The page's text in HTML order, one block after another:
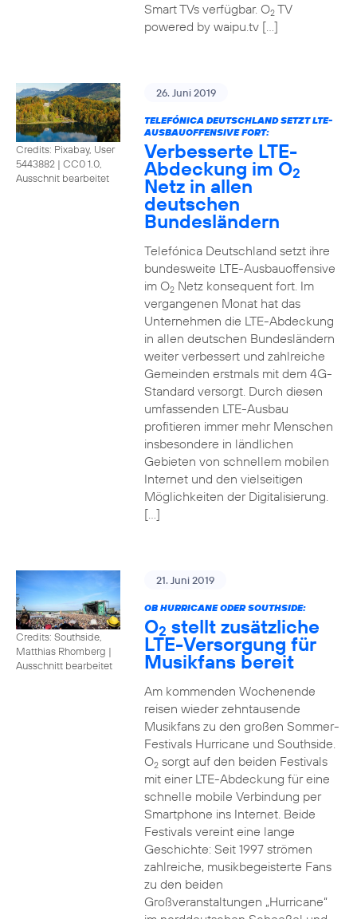
Smart TVs verfügbar. O2TV
powered by waipu.tv […]
Credits: Pixabay, User
5443882 | CC0 1.0,
Ausschnit bearbeitet
26. Juni 2019
TELEFÓNICA DEUTSCHLAND SETZT LTE-
AUSBAUOFFENSIVE FORT:
Verbesserte LTE-
Abdeckung im O2
Netz in allen
deutschen
Bundesländern
Telefónica Deutschland setzt ihre
bundesweite LTE-Ausbauoffensive
im O2Netz konsequent fort. Im
vergangenen Monat hat das
Unternehmen die LTE-Abdeckung
in allen deutschen Bundesländern
weiter verbessert und zahlreiche
Gemeinden erstmals mit dem 4G-
Standard versorgt. Durch diesen
umfassenden LTE-Ausbau
profitieren immer mehr Menschen
insbesondere in ländlichen
Gebieten von schnellem mobilen
Internet und den vielseitigen
Möglichkeiten der Digitalisierung.
[…]
Credits: Southside,
Matthias Rhomberg |
Ausschnitt bearbeitet
21. Juni 2019
OB HURRICANE ODER SOUTHSIDE:
O2 stellt zusätzliche
LTE-Versorgung für
Musikfans bereit
Am kommenden Wochenende
reisen wieder zehntausende
Musikfans zu den großen Sommer-
Festivals Hurricane und Southside.
O2sorgt auf den beiden Festivals
mit einer LTE-Abdeckung für eine
schnelle mobile Verbindung per
Smartphone ins Internet. Beide
Festivals vereint eine lange
Geschichte: Seit 1997 strömen
zahlreiche, musikbegeisterte Fans
zu den beiden
Großveranstaltungen „Hurricane“